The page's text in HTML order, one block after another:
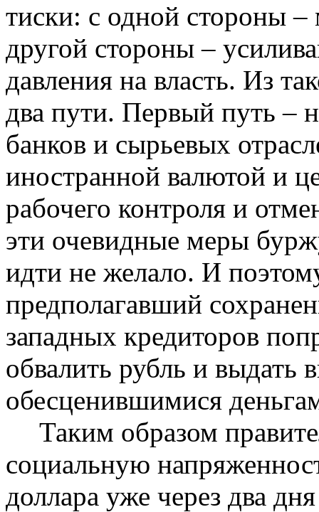
тиски: с одной стороны
другой стороны –
давления на власть. Из
два пути. Первый путь –
банков и сырьевых
иностранной валютой и
рабочего контроля и
эти очевидные меры
идти не желало. И
предполагавший
западных кредиторов
обвалить рубль и выдать
обесценившимися
Таким образом
социальную
доллара уже через два